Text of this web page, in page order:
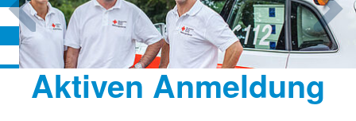
Aktiven Anmeldung